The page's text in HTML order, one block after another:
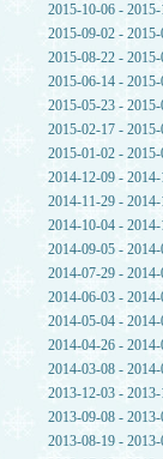
2015-10-06 - 2015-
2015-09-02 -
2015-08-22 -
2015-06-14 -
2015-05-23 -
2015-02-17 -
2015-01-02 -
2014-12-09 -
2014-11-29 -
2014-10-04 -
2014-09-05 -
2014-07-29 -
2014-06-03 -
2014-05-04 -
2014-04-26 -
2014-03-08 -
2013-12-03 -
2013-09-08 -
2013-08-19 -